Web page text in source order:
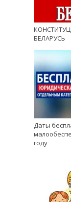
БЕЛАРУСЬ
Даты
году